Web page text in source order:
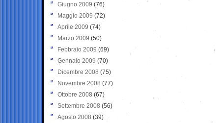
Giugno 2009 (76)
Maggio 2009 (72)
Aprile 2009 (74)
Marzo 2009 (50)
Febbraio 2009 (69)
Gennaio 2009 (70)
Dicembre 2008 (75)
Novembre 2008 (77)
Ottobre 2008 (67)
Settembre 2008 (56)
Agosto 2008 (39)